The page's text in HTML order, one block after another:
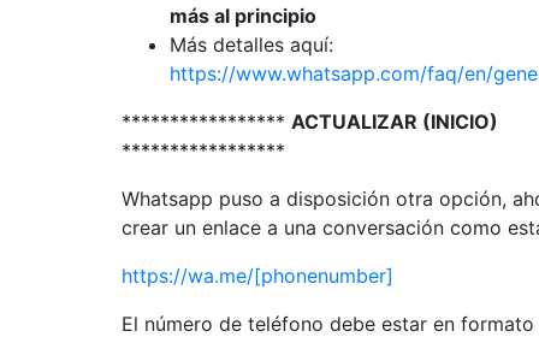
más al principio
Más detalles aquí:
https://www.whatsapp.com/faq/en/
***************** ACTUALIZAR (INICIO)
*****************
Whatsapp puso a disposición otra opción,
crear un enlace a una conversación como
https://wa.me/[phonenumber]
El número de teléfono debe estar en